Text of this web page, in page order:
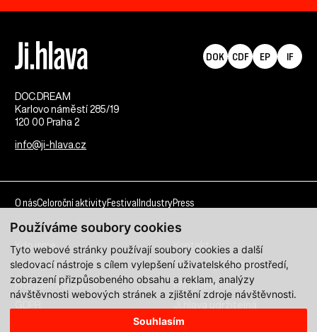
Používáme soubory cookies
Tyto webové stránky používají soubory cookies a další
sledovací nástroje s cílem vylepšení uživatelského prostředí,
zobrazení přizpůsobeného obsahu a reklam, analýzy
návštěvnosti webových stránek a zjištění zdroje návštěvnosti.
Souhlasím
DOC.DREAM​
Karlovo náměstí 285/19
120 00 Praha 2
info@ji-hlava.cz
DOK CDF EP IF
O násCeloroční aktivityFestival IndustryPress
Kdo jsme
Kontakt
Partnerství
Pracovní příležitosti
Programové sekce
Přihlášení filmu